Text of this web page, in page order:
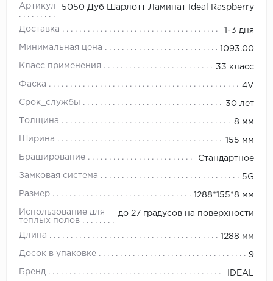
Артикул 5050 Дуб Шарлотт Ламинат Ideal Raspberry
Доставка 1-3 дня
Минимальная цена 1093.00
Класс применения 33 класс
Фаска 4V
Срок_службы 30 лет
Толщина 8 мм
Ширина 155 мм
Браширование Стандартное
Замковая система 5G
Размер 1288*155*8 мм
Использование для
теплых полов
до 27 градусов на поверхности
Длина 1288 мм
Досок в упаковке 9
Бренд IDEAL